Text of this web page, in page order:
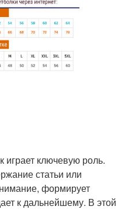
ключевую роль.
статьи или
формирует
к дальнейшему. В этой